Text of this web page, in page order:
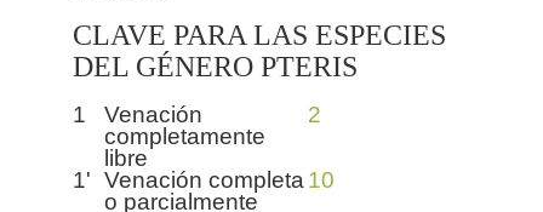
CLAVE PARA LAS ESPECIES
DEL GÉNERO PTERIS
1
Venación
completamente
libre
2
1' Venación completa
o parcialmente
10